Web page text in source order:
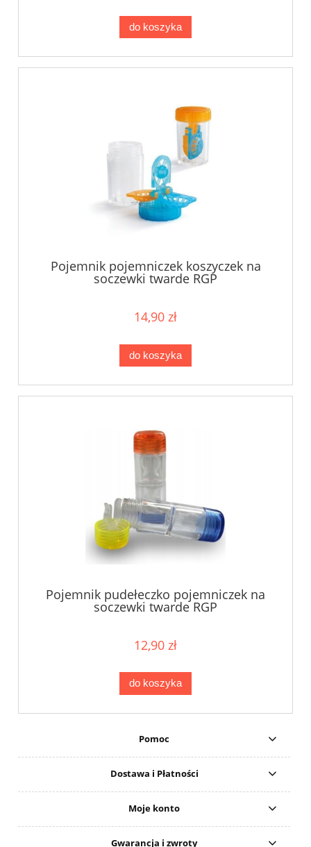
do koszyka
Pojemnik pojemniczek koszyczek na
soczewki twarde RGP
14,90 zł
do koszyka
Pojemnik pudełeczko pojemniczek na
soczewki twarde RGP
12,90 zł
do koszyka
Pomoc
Dostawa i Płatności
Moje konto
Gwarancja i zwroty